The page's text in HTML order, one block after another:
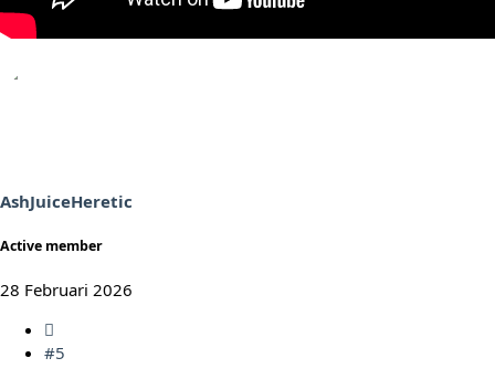
AshJuiceHeretic
Active member
28 Februari 2026
#5